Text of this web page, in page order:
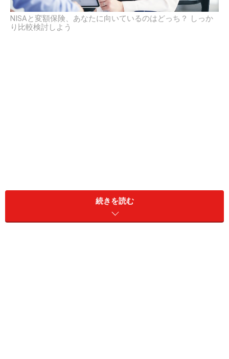
NISAと変額保険、あなたに向いているのはどっち？ しっか
り比較検討しよう
NISAのつみたて投資枠と変額保険の共通点
続きを読む